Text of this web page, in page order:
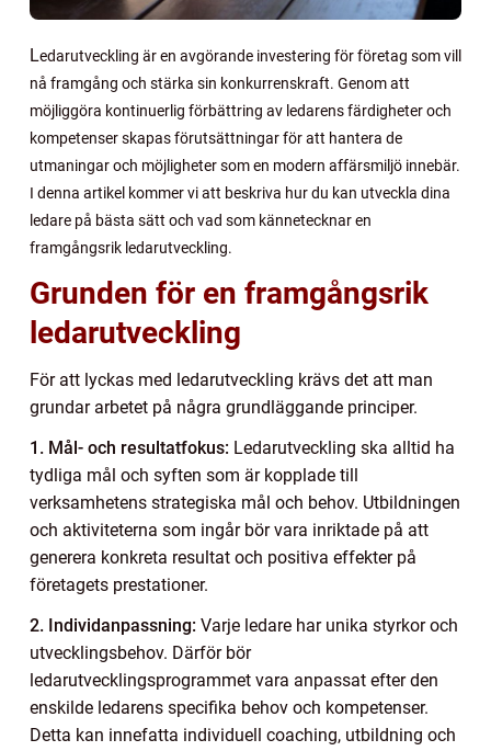
Ledarutveckling är en avgörande investering för företag som vill
nå framgång och stärka sin konkurrenskraft. Genom att
möjliggöra kontinuerlig förbättring av ledarens färdigheter och
kompetenser skapas förutsättningar för att hantera de
utmaningar och möjligheter som en modern affärsmiljö innebär.
I denna artikel kommer vi att beskriva hur du kan utveckla dina
ledare på bästa sätt och vad som kännetecknar en
framgångsrik ledarutveckling.
Grunden för en framgångsrik
ledarutveckling
För att lyckas med ledarutveckling krävs det att man
grundar arbetet på några grundläggande principer.
1. Mål- och resultatfokus: Ledarutveckling ska alltid ha
tydliga mål och syften som är kopplade till
verksamhetens strategiska mål och behov. Utbildningen
och aktiviteterna som ingår bör vara inriktade på att
generera konkreta resultat och positiva effekter på
företagets prestationer.
2. Individanpassning: Varje ledare har unika styrkor och
utvecklingsbehov. Därför bör
ledarutvecklingsprogrammet vara anpassat efter den
enskilde ledarens specifika behov och kompetenser.
Detta kan innefatta individuell coaching, utbildning och